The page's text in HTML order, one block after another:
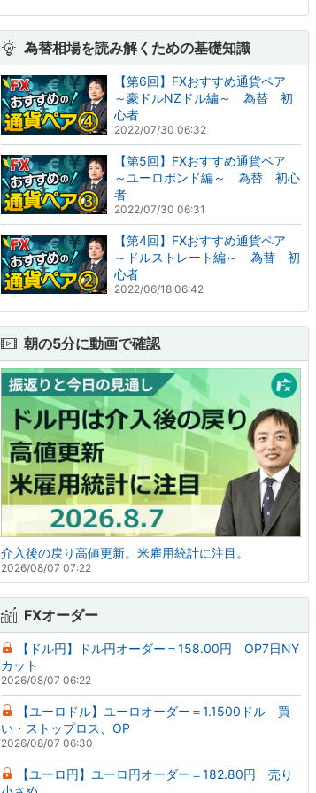
為替相場を読み解くための基礎知識
【第6回】FXおすすめ通貨ペア
～豪ドルNZドル編～ 為替 初
心者
2022/07/30 06:32
【第5回】FXおすすめ通貨ペア
～ユーロポンド編～ 為替 初心
者
2022/07/30 06:31
【第4回】FXおすすめ通貨ペア
～ドルストレート編～ 為替 初
心者
2022/06/18 06:42
朝の5分に動画で確認
介入後の戻り高値更新。米雇用統計に注目。
2026/08/07 07:22
FXオーダー
【ドル円】ドル円オーダー＝158.00円 OP7日NY
カット
2026/08/07 06:22
【ユーロドル】ユーロオーダー＝1.1500ドル 買
い・ストップロス、OP
2026/08/07 06:30
【ユーロ円】ユーロ円オーダー＝182.80円 売り